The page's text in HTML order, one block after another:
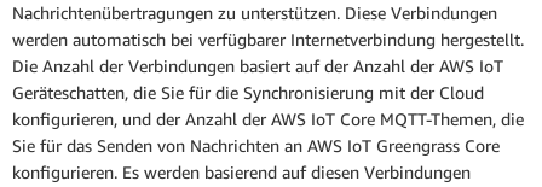
Nachrichtenübertragungen zu unterstützen. Diese Verbindungen
werden automatisch bei verfügbarer Internetverbindung hergestellt.
Die Anzahl der Verbindungen basiert auf der Anzahl der AWS IoT
Geräteschatten, die Sie für die Synchronisierung mit der Cloud
konfigurieren, und der Anzahl der AWS IoT Core MQTT-Themen, die
Sie für das Senden von Nachrichten an AWS IoT Greengrass Core
konfigurieren. Es werden basierend auf diesen Verbindungen